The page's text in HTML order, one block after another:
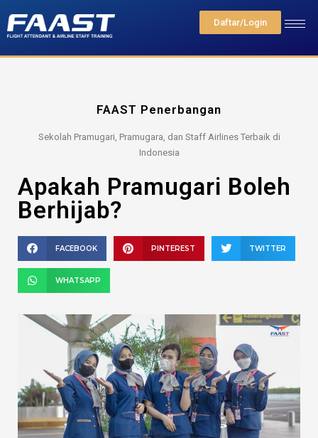
Daftar/Login
FAAST Penerbangan
Sekolah Pramugari, Pramugara, dan Staff Airlines Terbaik di
Indonesia
Apakah Pramugari Boleh
Berhijab?
FACEBOOK PINTEREST TWITTER
WHATSAPP